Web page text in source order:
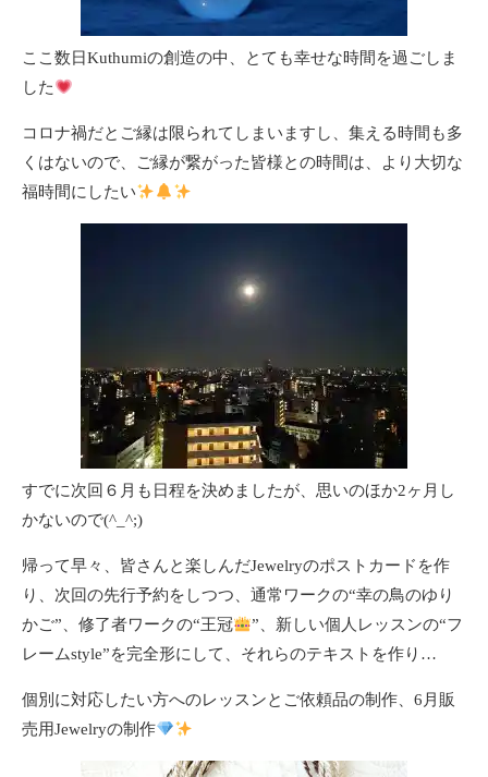
ここ数日Kuthumiの創造の中、とても幸せな時間を過ごしま
した
コロナ禍だとご縁は限られてしまいますし、集える時間も多
くはないので、ご縁が繋がった皆様との時間は、より大切な
福時間にしたい
すでに次回６月も日程を決めましたが、思いのほか2ヶ月し
かないので(^_^;)
帰って早々、皆さんと楽しんだJewelryのポストカードを作
り、次回の先行予約をしつつ、通常ワークの“幸の鳥のゆり
かご”、修了者ワークの“王冠
”、新しい個人レッスンの“フ
レームstyle”を完全形にして、それらのテキストを作り…
個別に対応したい方へのレッスンとご依頼品の制作、6月販
売用Jewelryの制作